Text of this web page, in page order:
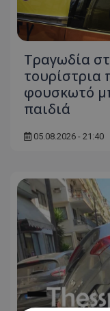
Τραγωδία
τουρίστρια
φουσκωτό
παιδιά
05.08.2026 - 21:40